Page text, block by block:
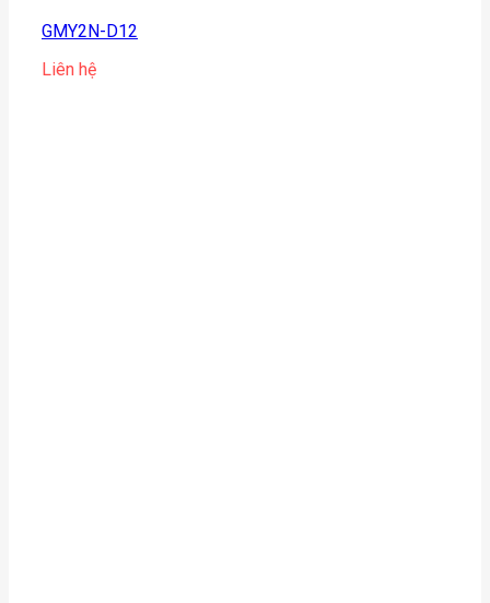
GMY2N-D12
Liên hệ